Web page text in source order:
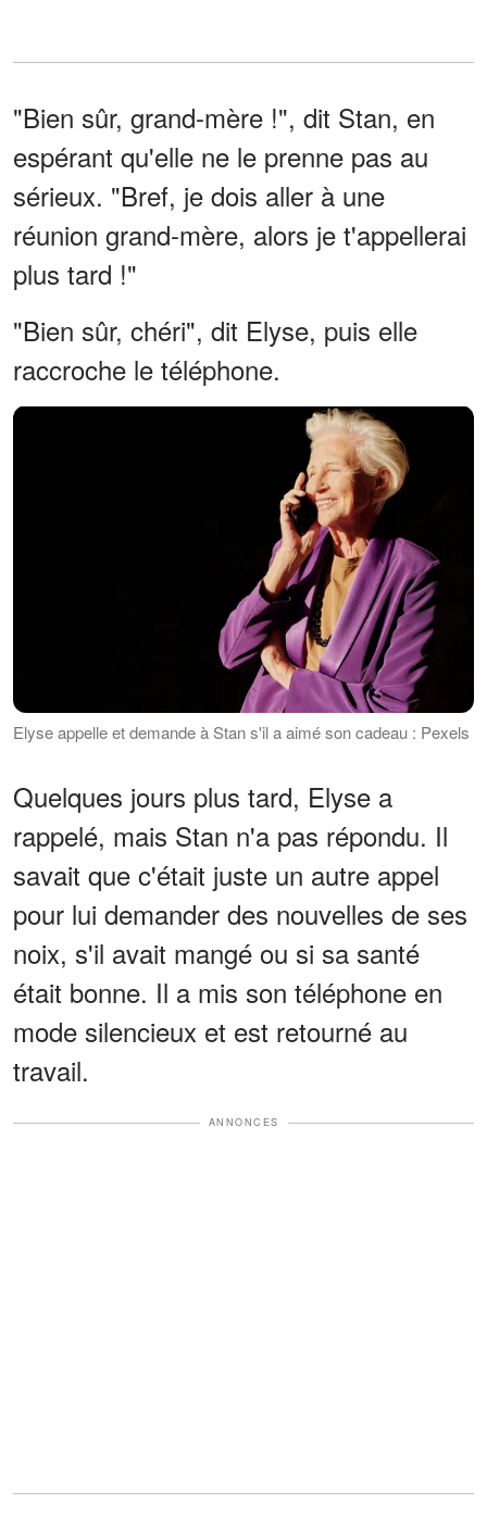
"Bien sûr, grand-mère !", dit Stan, en
espérant qu'elle ne le prenne pas au
sérieux. "Bref, je dois aller à une
réunion grand-mère, alors je t'appellerai
plus tard !"
"Bien sûr, chéri", dit Elyse, puis elle
raccroche le téléphone.
Elyse appelle et demande à Stan s'il a aimé son cadeau : Pexels
Quelques jours plus tard, Elyse a
rappelé, mais Stan n'a pas répondu. Il
savait que c'était juste un autre appel
pour lui demander des nouvelles de ses
noix, s'il avait mangé ou si sa santé
était bonne. Il a mis son téléphone en
mode silencieux et est retourné au
travail.
ANNONCES